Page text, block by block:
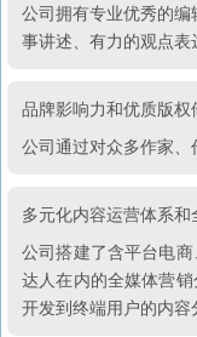
公司拥有专业优秀的
事讲述、有力的观点
品牌影响力和优质版权
公司通过对众多作家
多元化内容运营体系
公司搭建了含平台电
达人在内的全媒体营
开发到终端用户的内容